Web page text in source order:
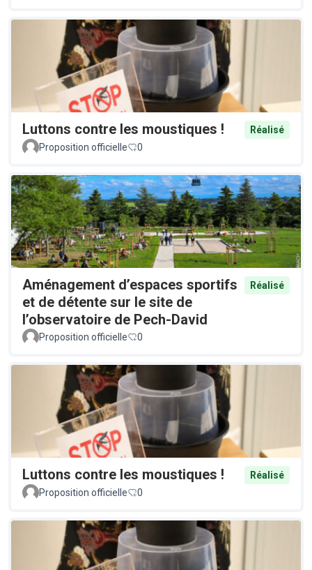
Luttons contre les moustiques !
Réalisé
Proposition officielle
0
Aménagement d’espaces sportifs
et de détente sur le site de
l’observatoire de Pech-David
Réalisé
Proposition officielle 0
Luttons contre les moustiques !
Réalisé
Proposition officielle
0